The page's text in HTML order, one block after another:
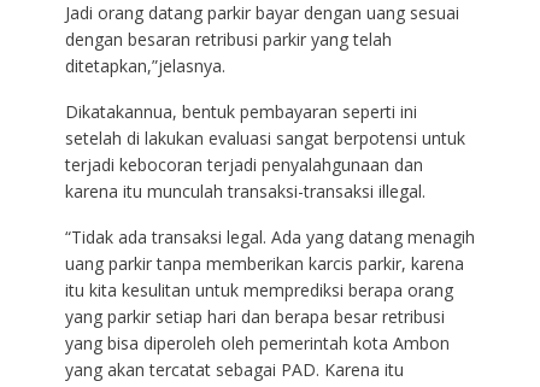
Jadi orang datang parkir bayar dengan uang sesuai
dengan besaran retribusi parkir yang telah
ditetapkan,”jelasnya.
Dikatakannua, bentuk pembayaran seperti ini
setelah di lakukan evaluasi sangat berpotensi untuk
terjadi kebocoran terjadi penyalahgunaan dan
karena itu munculah transaksi-transaksi illegal.
“Tidak ada transaksi legal. Ada yang datang menagih
uang parkir tanpa memberikan karcis parkir, karena
itu kita kesulitan untuk memprediksi berapa orang
yang parkir setiap hari dan berapa besar retribusi
yang bisa diperoleh oleh pemerintah kota Ambon
yang akan tercatat sebagai PAD. Karena itu